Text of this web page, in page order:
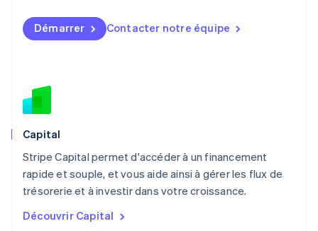
Démarrer Contacter notre équipe
Capital
Stripe Capital permet d'accéder à un financement
rapide et souple, et vous aide ainsi à gérer les flux de
trésorerie et à investir dans votre croissance.
Découvrir Capital
English简体中文
Malte
Norvège
Nouvelle-Zélande
English
Nederlands English
Pologne
English
PortuguêsEnglish